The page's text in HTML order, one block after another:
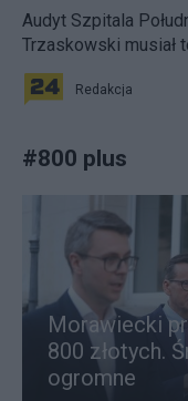
Audyt Szpitala
Trzaskowski musiał
Redakcja
#800 plus
Morawiecki
800 złotych.
ogromne